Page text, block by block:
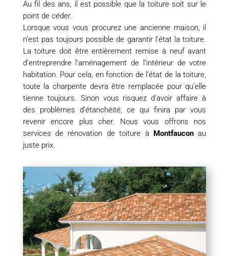
Au fil des ans, il est possible que la toiture soit sur le
point de céder.
Lorsque vous vous procurez une ancienne maison, il
n’est pas toujours possible de garantir l’état la toiture.
La toiture doit être entièrement remise à neuf avant
d’entreprendre l’aménagement de l’intérieur de votre
habitation. Pour cela, en fonction de l’état de la toiture,
toute la charpente devra être remplacée pour qu’elle
tienne toujours. Sinon vous risquez d’avoir affaire à
des problèmes d’étanchéité, ce qui finira par vous
revenir encore plus cher. Nous vous offrons nos
services de rénovation de toiture à
Montfauconau
juste prix.